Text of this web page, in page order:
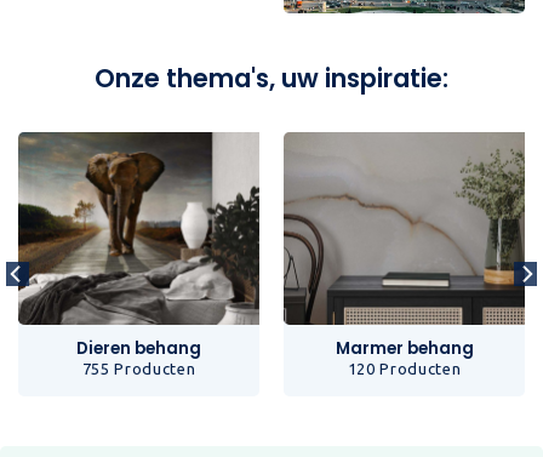
Onze thema's, uw inspiratie:
Dieren behang
755 Producten
Marmer behang
120 Producten